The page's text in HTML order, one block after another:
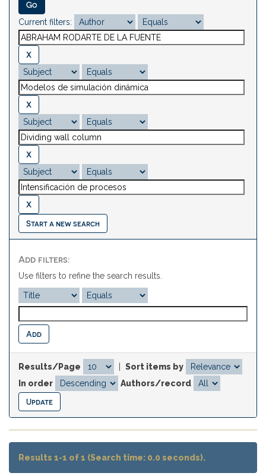
Current filters:
Start a new search
Add filters:
Use filters to refine the search results.
Results/Page
Sort items by
In order
Authors/record
Results 1-1 of 1 (Search time: 0.0 seconds).